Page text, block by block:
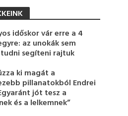
időskor vár erre a 4
az unokák sem
segíteni rajtuk
ki magát a
pillanatokból Endrei
jót tesz a
és a lelkemnek”